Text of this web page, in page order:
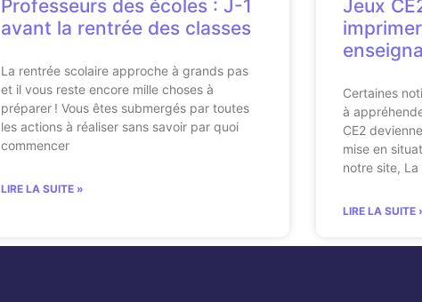
Professeurs des écoles : J-1
avant la rentrée des classes
La rentrée scolaire approche à grands pas
et il vous reste encore mille choses à
préparer ! Vous êtes submergés par toutes
les actions à réaliser sans savoir par quoi
commencer
LIRE LA SUITE »
Jeux
Certaines
à
CE2
mise en
notre site, La
LIRE LA SUITE